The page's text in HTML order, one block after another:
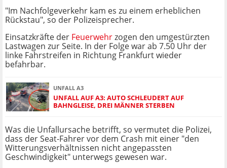
"Im Nachfolgeverkehr kam es zu einem erheblichen
Rückstau", so der Polizeisprecher.
Einsatzkräfte der Feuerwehrzogen den umgestürzten
Lastwagen zur Seite. In der Folge war ab 7.50 Uhr der
linke Fahrstreifen in Richtung Frankfurt wieder
befahrbar.
UNFALL A3
UNFALL AUF A3: AUTO SCHLEUDERT AUF
BAHNGLEISE, DREI MÄNNER STERBEN
Was die Unfallursache betrifft, so vermutet die Polizei,
dass der Seat-Fahrer vor dem Crash mit einer "den
Witterungsverhältnissen nicht angepassten
Geschwindigkeit" unterwegs gewesen war.